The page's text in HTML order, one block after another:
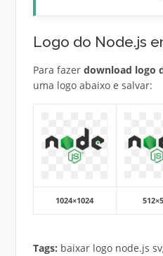
Logo do Node.js
Para fazer download logo
uma logo abaixo e salvar:
1024×1024
Tags: baixar logo node.js